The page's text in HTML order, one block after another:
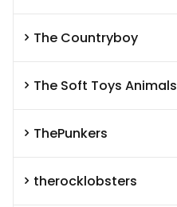
The Countryboy
The Soft Toys Animals
ThePunkers
therocklobsters